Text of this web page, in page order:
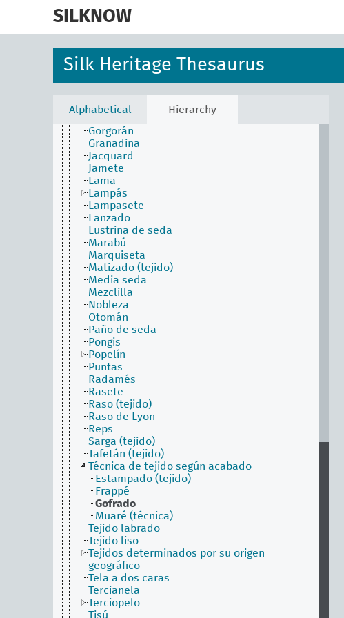
SILKNOW
Silk Heritage Thesaurus
Alphabetical Hierarchy
Delfinado
Droguete de seda
Espolín (tejido)
Espolinado
Faya
Frisado
Gorgorán
Granadina
Jacquard
Jamete
Lama
Lampás
Lampasete
Lanzado
Lustrina de seda
Marabú
Marquiseta
Matizado (tejido)
Media seda
Mezclilla
Nobleza
Otomán
Paño de seda
Pongis
Popelín
Puntas
Radamés
Rasete
Raso (tejido)
Raso de Lyon
Reps
Sarga (tejido)
Tafetán (tejido)
Técnica de tejido según acabado
Estampado (tejido)
Frappé
Gofrado
Muaré (técnica)
Tejido labrado
Tejido liso
Tejidos determinados por su origen
geográfico
Tela a dos caras
Tercianela
Terciopelo
Tisú